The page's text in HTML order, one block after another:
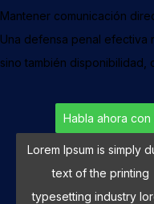
Mantener comunicación
Una defensa penal efectiva
sino también disponibilidad,
Habla ahora
Lorem Ipsum is simply
text of the printing
typesetting industry